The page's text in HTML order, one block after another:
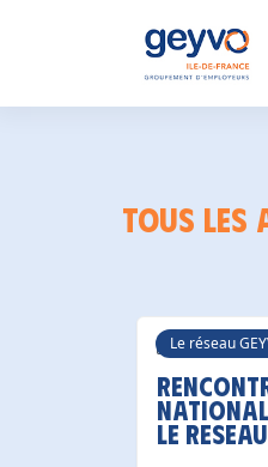
Tous les
Le réseau
23 juillet
le